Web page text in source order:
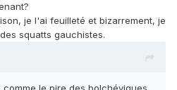
je l'ai feuilleté et bizarrement, je
squatts gauchistes.